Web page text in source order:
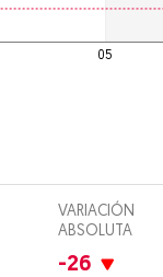
Directorio
Suscripciones
05
VARIACIÓN
ABSOLUTA
-26